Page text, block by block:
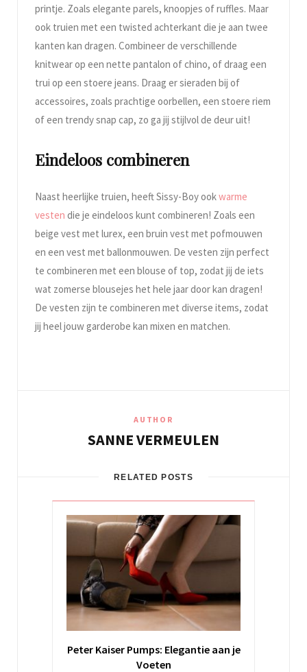
printje. Zoals elegante parels, knoopjes of ruffles. Maar
ook truien met een twisted achterkant die je aan twee
kanten kan dragen. Combineer de verschillende
knitwear op een nette pantalon of chino, of draag een
trui op een stoere jeans. Draag er sieraden bij of
accessoires, zoals prachtige oorbellen, een stoere riem
of een trendy snap cap, zo ga jij stijlvol de deur uit!
Eindeloos combineren
Naast heerlijke truien, heeft Sissy-Boy ookwarme
vesten die je eindeloos kunt combineren! Zoals een
beige vest met lurex, een bruin vest met pofmouwen
en een vest met ballonmouwen. De vesten zijn perfect
te combineren met een blouse of top, zodat jij de iets
wat zomerse blousejes het hele jaar door kan dragen!
De vesten zijn te combineren met diverse items, zodat
jij heel jouw garderobe kan mixen en matchen.
AUTHOR
SANNE VERMEULEN
RELATED POSTS
Peter Kaiser Pumps: Elegantie aan je
Voeten